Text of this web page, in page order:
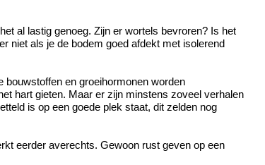
al lastig genoeg. Zijn er wortels bevroren? Is het
niet als je de bodem goed afdekt met isolerend
bouwstoffen en groeihormonen worden
hart gieten. Maar er zijn minstens zoveel verhalen
is op een goede plek staat, dit zelden nog
eerder averechts. Gewoon rust geven op een